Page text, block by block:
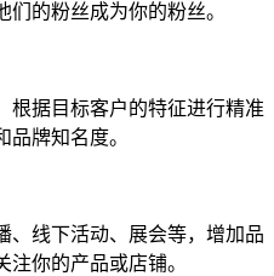
的粉丝成为你的粉丝。
根据目标客户的特征进行精准
牌知名度。
、线下活动、展会等，增加品
你的产品或店铺。